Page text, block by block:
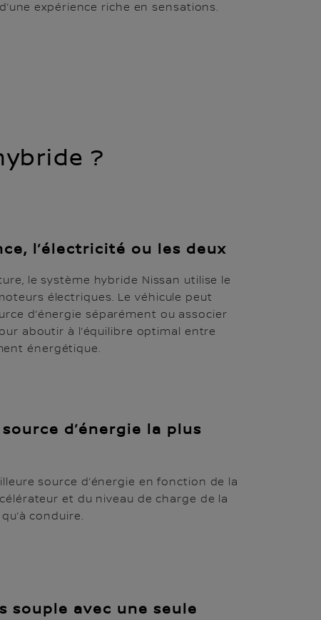
expérience riche en sensations.
?
l’électricité ou les deux
le système hybride Nissan utilise le
électriques. Le véhicule peut
d’énergie séparément ou associer
aboutir à l’équilibre optimal entre
énergétique.
d’énergie la plus
source d’énergie en fonction de la
et du niveau de charge de la
conduire.
souple avec une seule